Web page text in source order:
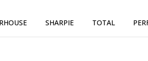
SHARPIE TOTAL